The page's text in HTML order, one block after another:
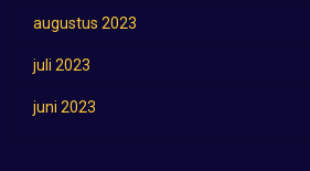
augustus 2023
juli 2023
juni 2023